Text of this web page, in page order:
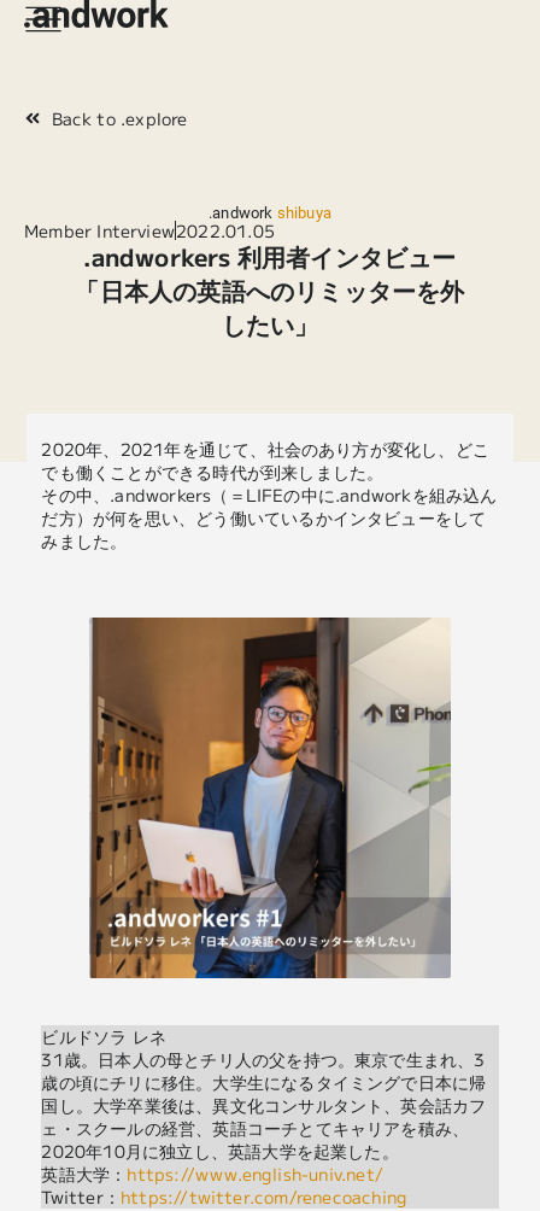
Back to .explore
.andwork shibuya
Member Interview2022.01.05
.andworkers 利用者インタビュー
「日本人の英語へのリミッターを外
したい」
2020年、2021年を通じて、社会のあり方が変化し、どこ
でも働くことができる時代が到来しました。
その中、.andworkers（＝LIFEの中に.andworkを組み込ん
だ方）が何を思い、どう働いているかインタビューをして
みました。
ビルドソラ レネ
31歳。日本人の母とチリ人の父を持つ。東京で生まれ、3
歳の頃にチリに移住。大学生になるタイミングで日本に帰
国し。大学卒業後は、異文化コンサルタント、英会話カフ
ェ・スクールの経営、英語コーチとてキャリアを積み、
2020年10月に独立し、英語大学を起業した。
英語大学： https://www.english-univ.net/
Twitter： https://twitter.com/renecoaching